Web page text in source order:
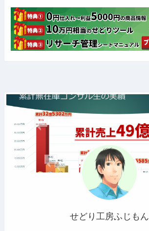
せどり工房ふじもん